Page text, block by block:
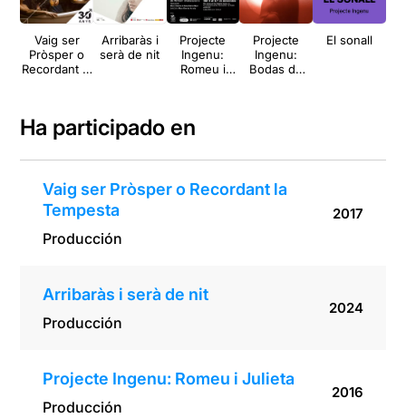
Vaig ser
Pròsper o
Recordant la
Arribaràs i
serà de nit
Projecte
Ingenu:
Romeu i
Projecte
Ingenu:
Bodas de
El sonall
Ha participado en
Vaig ser Pròsper o Recordant la
Tempesta
Producción
2017
Arribaràs i serà de nit
Producción
2024
Projecte Ingenu: Romeu i Julieta
Producción
2016